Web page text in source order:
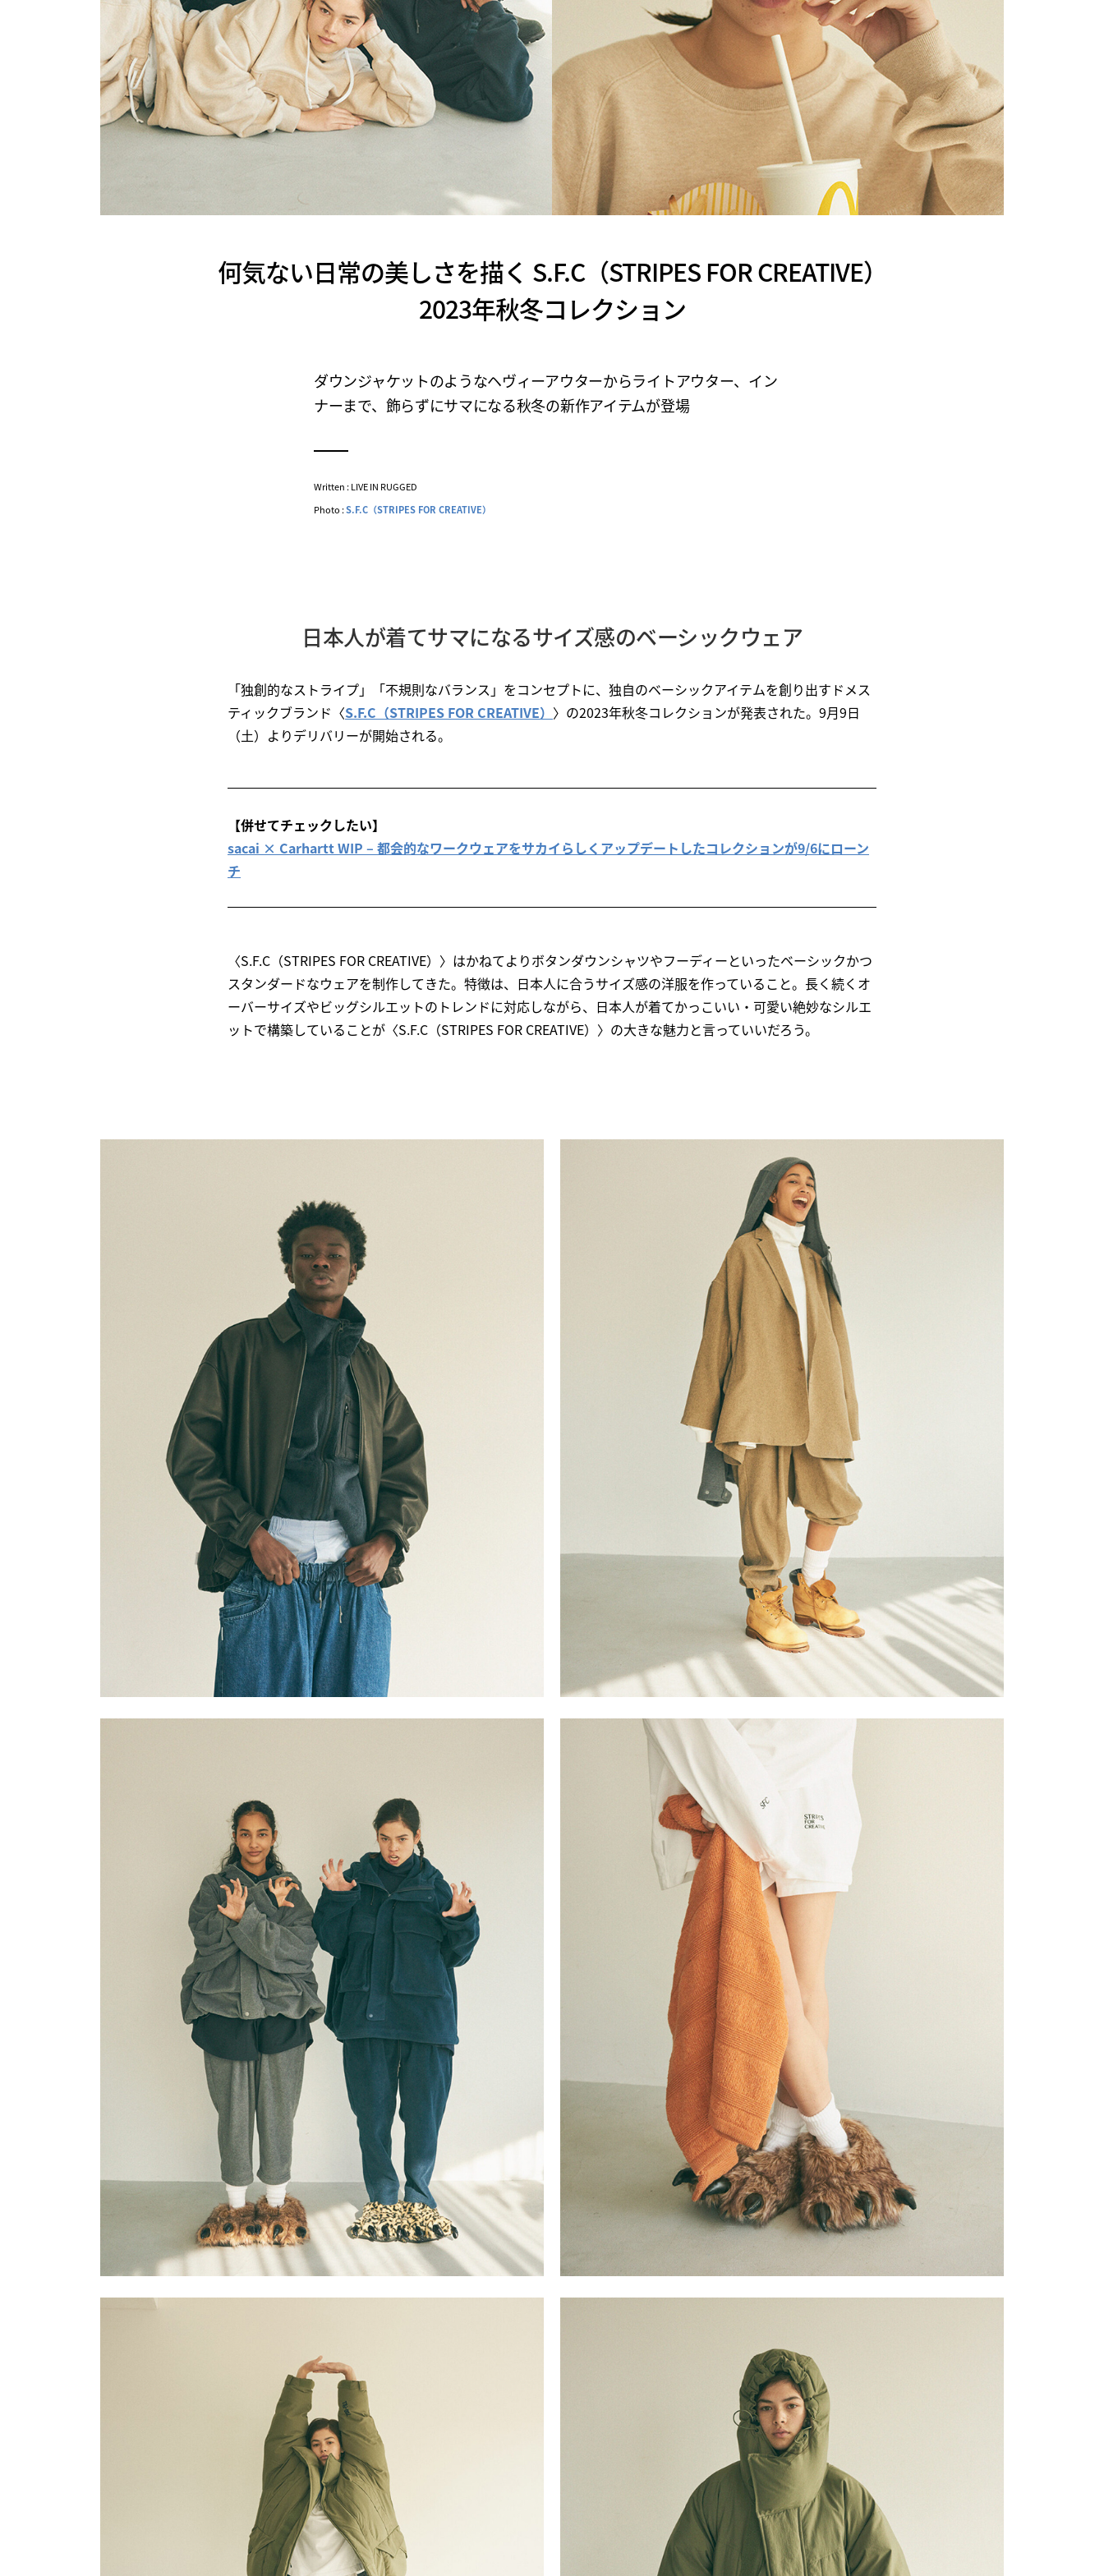
何気ない日常の美しさを描く S.F.C（STRIPES FOR CREATIVE）
2023年秋冬コレクション
ダウンジャケットのようなヘヴィーアウターからライトアウター、イン
ナーまで、飾らずにサマになる秋冬の新作アイテムが登場
Written : LIVE IN RUGGED
Photo :S.F.C（STRIPES FOR CREATIVE）
日本人が着てサマになるサイズ感のベーシックウェア
「独創的なストライプ」「不規則なバランス」をコンセプトに、独自のベーシックアイテムを創り出すドメス
ティックブランド〈S.F.C（STRIPES FOR CREATIVE） 〉の2023年秋冬コレクションが発表された。9月9日
（土）よりデリバリーが開始される。
【併せてチェックしたい】
sacai × Carhartt WIP – 都会的なワークウェアをサカイらしくアップデートしたコレクションが9/6にローン
チ
〈S.F.C（STRIPES FOR CREATIVE）〉はかねてよりボタンダウンシャツやフーディーといったベーシックかつ
スタンダードなウェアを制作してきた。特徴は、日本人に合うサイズ感の洋服を作っていること。長く続くオ
ーバーサイズやビッグシルエットのトレンドに対応しながら、日本人が着てかっこいい・可愛い絶妙なシルエ
ットで構築していることが〈S.F.C（STRIPES FOR CREATIVE）〉の大きな魅力と言っていいだろう。